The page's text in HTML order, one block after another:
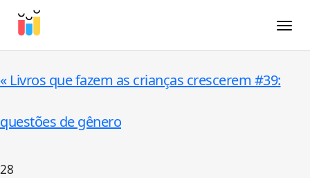
« Livros que fazem as crianças crescerem #39:
questões de gênero
28